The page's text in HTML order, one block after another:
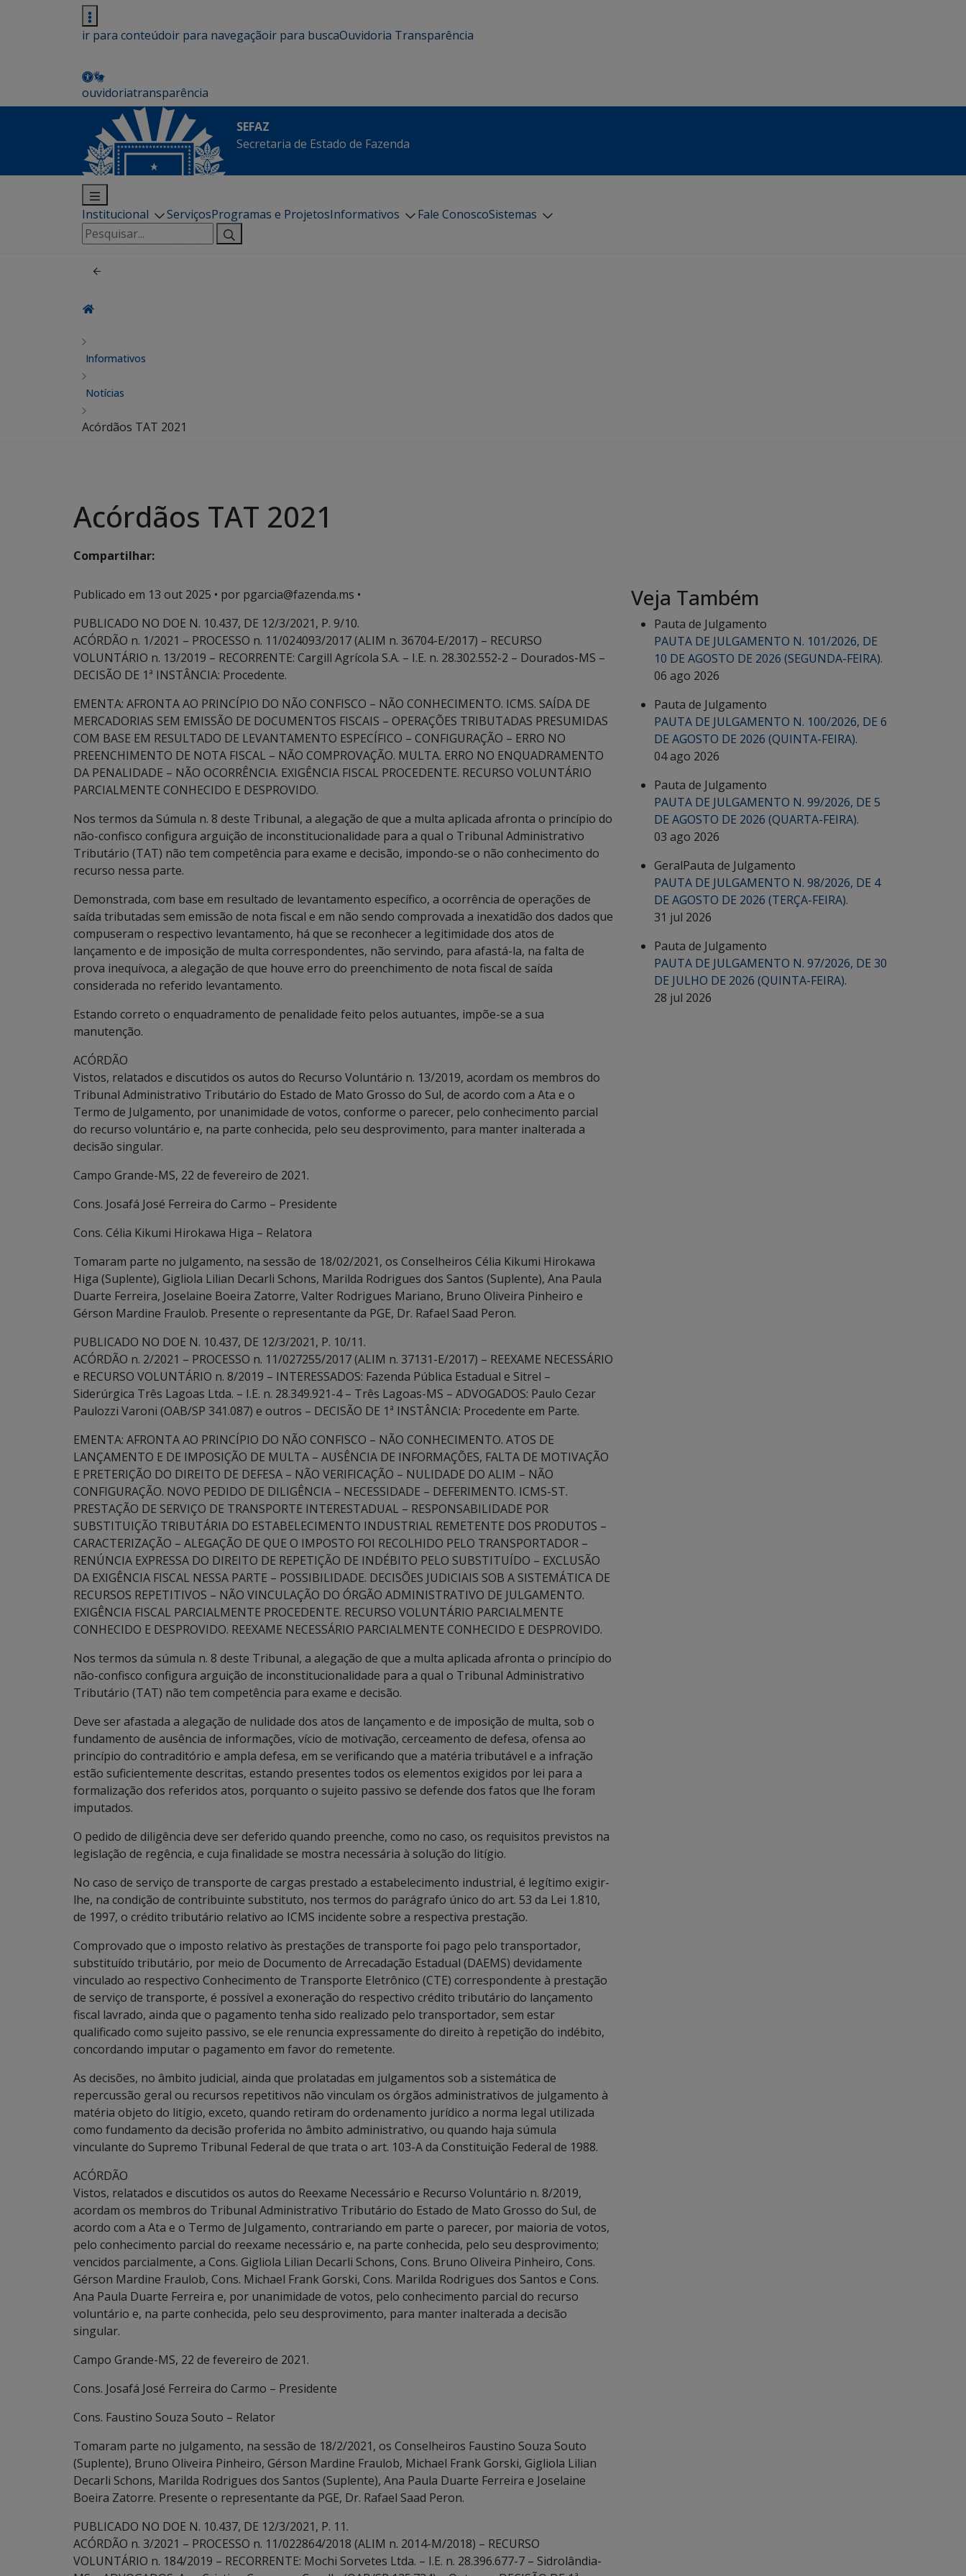
ir para conteúdoir para navegaçãoir para buscaOuvidoria Transparência
ouvidoriatransparência
SEFAZ
Secretaria de Estado de Fazenda
Institucional ServiçosProgramas e ProjetosInformativos Fale ConoscoSistemas
Pesquisar
por:
Informativos
Notícias
Acórdãos TAT 2021
Acórdãos TAT 2021
Compartilhar:
Publicado em 13 out 2025 • por pgarcia@fazenda.ms •
PUBLICADO NO DOE N. 10.437, DE 12/3/2021, P. 9/10.
ACÓRDÃO n. 1/2021 – PROCESSO n. 11/024093/2017 (ALIM n. 36704-E/2017) – RECURSO
VOLUNTÁRIO n. 13/2019 – RECORRENTE: Cargill Agrícola S.A. – I.E. n. 28.302.552-2 – Dourados-MS –
DECISÃO DE 1ª INSTÂNCIA: Procedente.
EMENTA: AFRONTA AO PRINCÍPIO DO NÃO CONFISCO – NÃO CONHECIMENTO. ICMS. SAÍDA DE
MERCADORIAS SEM EMISSÃO DE DOCUMENTOS FISCAIS – OPERAÇÕES TRIBUTADAS PRESUMIDAS
COM BASE EM RESULTADO DE LEVANTAMENTO ESPECÍFICO – CONFIGURAÇÃO – ERRO NO
PREENCHIMENTO DE NOTA FISCAL – NÃO COMPROVAÇÃO. MULTA. ERRO NO ENQUADRAMENTO
DA PENALIDADE – NÃO OCORRÊNCIA. EXIGÊNCIA FISCAL PROCEDENTE. RECURSO VOLUNTÁRIO
PARCIALMENTE CONHECIDO E DESPROVIDO.
Nos termos da Súmula n. 8 deste Tribunal, a alegação de que a multa aplicada afronta o princípio do
não-confisco configura arguição de inconstitucionalidade para a qual o Tribunal Administrativo
Tributário (TAT) não tem competência para exame e decisão, impondo-se o não conhecimento do
recurso nessa parte.
Demonstrada, com base em resultado de levantamento específico, a ocorrência de operações de
saída tributadas sem emissão de nota fiscal e em não sendo comprovada a inexatidão dos dados que
compuseram o respectivo levantamento, há que se reconhecer a legitimidade dos atos de
lançamento e de imposição de multa correspondentes, não servindo, para afastá-la, na falta de
prova inequívoca, a alegação de que houve erro do preenchimento de nota fiscal de saída
considerada no referido levantamento.
Estando correto o enquadramento de penalidade feito pelos autuantes, impõe-se a sua
manutenção.
ACÓRDÃO
Vistos, relatados e discutidos os autos do Recurso Voluntário n. 13/2019, acordam os membros do
Tribunal Administrativo Tributário do Estado de Mato Grosso do Sul, de acordo com a Ata e o
Termo de Julgamento, por unanimidade de votos, conforme o parecer, pelo conhecimento parcial
do recurso voluntário e, na parte conhecida, pelo seu desprovimento, para manter inalterada a
decisão singular.
Campo Grande-MS, 22 de fevereiro de 2021.
Cons. Josafá José Ferreira do Carmo – Presidente
Cons. Célia Kikumi Hirokawa Higa – Relatora
Tomaram parte no julgamento, na sessão de 18/02/2021, os Conselheiros Célia Kikumi Hirokawa
Higa (Suplente), Gigliola Lilian Decarli Schons, Marilda Rodrigues dos Santos (Suplente), Ana Paula
Duarte Ferreira, Joselaine Boeira Zatorre, Valter Rodrigues Mariano, Bruno Oliveira Pinheiro e
Gérson Mardine Fraulob. Presente o representante da PGE, Dr. Rafael Saad Peron.
PUBLICADO NO DOE N. 10.437, DE 12/3/2021, P. 10/11.
ACÓRDÃO n. 2/2021 – PROCESSO n. 11/027255/2017 (ALIM n. 37131-E/2017) – REEXAME NECESSÁRIO
e RECURSO VOLUNTÁRIO n. 8/2019 – INTERESSADOS: Fazenda Pública Estadual e Sitrel –
Siderúrgica Três Lagoas Ltda. – I.E. n. 28.349.921-4 – Três Lagoas-MS – ADVOGADOS: Paulo Cezar
Paulozzi Varoni (OAB/SP 341.087) e outros – DECISÃO DE 1ª INSTÂNCIA: Procedente em Parte.
EMENTA: AFRONTA AO PRINCÍPIO DO NÃO CONFISCO – NÃO CONHECIMENTO. ATOS DE
LANÇAMENTO E DE IMPOSIÇÃO DE MULTA – AUSÊNCIA DE INFORMAÇÕES, FALTA DE MOTIVAÇÃO
E PRETERIÇÃO DO DIREITO DE DEFESA – NÃO VERIFICAÇÃO – NULIDADE DO ALIM – NÃO
CONFIGURAÇÃO. NOVO PEDIDO DE DILIGÊNCIA – NECESSIDADE – DEFERIMENTO. ICMS-ST.
PRESTAÇÃO DE SERVIÇO DE TRANSPORTE INTERESTADUAL – RESPONSABILIDADE POR
SUBSTITUIÇÃO TRIBUTÁRIA DO ESTABELECIMENTO INDUSTRIAL REMETENTE DOS PRODUTOS –
CARACTERIZAÇÃO – ALEGAÇÃO DE QUE O IMPOSTO FOI RECOLHIDO PELO TRANSPORTADOR –
RENÚNCIA EXPRESSA DO DIREITO DE REPETIÇÃO DE INDÉBITO PELO SUBSTITUÍDO – EXCLUSÃO
DA EXIGÊNCIA FISCAL NESSA PARTE – POSSIBILIDADE. DECISÕES JUDICIAIS SOB A SISTEMÁTICA DE
RECURSOS REPETITIVOS – NÃO VINCULAÇÃO DO ÓRGÃO ADMINISTRATIVO DE JULGAMENTO.
EXIGÊNCIA FISCAL PARCIALMENTE PROCEDENTE. RECURSO VOLUNTÁRIO PARCIALMENTE
CONHECIDO E DESPROVIDO. REEXAME NECESSÁRIO PARCIALMENTE CONHECIDO E DESPROVIDO.
Nos termos da súmula n. 8 deste Tribunal, a alegação de que a multa aplicada afronta o princípio do
não-confisco configura arguição de inconstitucionalidade para a qual o Tribunal Administrativo
Tributário (TAT) não tem competência para exame e decisão.
Deve ser afastada a alegação de nulidade dos atos de lançamento e de imposição de multa, sob o
fundamento de ausência de informações, vício de motivação, cerceamento de defesa, ofensa ao
princípio do contraditório e ampla defesa, em se verificando que a matéria tributável e a infração
estão suficientemente descritas, estando presentes todos os elementos exigidos por lei para a
formalização dos referidos atos, porquanto o sujeito passivo se defende dos fatos que lhe foram
imputados.
O pedido de diligência deve ser deferido quando preenche, como no caso, os requisitos previstos na
legislação de regência, e cuja finalidade se mostra necessária à solução do litígio.
No caso de serviço de transporte de cargas prestado a estabelecimento industrial, é legítimo exigir-
lhe, na condição de contribuinte substituto, nos termos do parágrafo único do art. 53 da Lei 1.810,
de 1997, o crédito tributário relativo ao ICMS incidente sobre a respectiva prestação.
Comprovado que o imposto relativo às prestações de transporte foi pago pelo transportador,
substituído tributário, por meio de Documento de Arrecadação Estadual (DAEMS) devidamente
vinculado ao respectivo Conhecimento de Transporte Eletrônico (CTE) correspondente à prestação
de serviço de transporte, é possível a exoneração do respectivo crédito tributário do lançamento
fiscal lavrado, ainda que o pagamento tenha sido realizado pelo transportador, sem estar
qualificado como sujeito passivo, se ele renuncia expressamente do direito à repetição do indébito,
concordando imputar o pagamento em favor do remetente.
As decisões, no âmbito judicial, ainda que prolatadas em julgamentos sob a sistemática de
repercussão geral ou recursos repetitivos não vinculam os órgãos administrativos de julgamento à
matéria objeto do litígio, exceto, quando retiram do ordenamento jurídico a norma legal utilizada
como fundamento da decisão proferida no âmbito administrativo, ou quando haja súmula
vinculante do Supremo Tribunal Federal de que trata o art. 103-A da Constituição Federal de 1988.
ACÓRDÃO
Vistos, relatados e discutidos os autos do Reexame Necessário e Recurso Voluntário n. 8/2019,
acordam os membros do Tribunal Administrativo Tributário do Estado de Mato Grosso do Sul, de
acordo com a Ata e o Termo de Julgamento, contrariando em parte o parecer, por maioria de votos,
pelo conhecimento parcial do reexame necessário e, na parte conhecida, pelo seu desprovimento;
vencidos parcialmente, a Cons. Gigliola Lilian Decarli Schons, Cons. Bruno Oliveira Pinheiro, Cons.
Gérson Mardine Fraulob, Cons. Michael Frank Gorski, Cons. Marilda Rodrigues dos Santos e Cons.
Ana Paula Duarte Ferreira e, por unanimidade de votos, pelo conhecimento parcial do recurso
voluntário e, na parte conhecida, pelo seu desprovimento, para manter inalterada a decisão
singular.
Campo Grande-MS, 22 de fevereiro de 2021.
Cons. Josafá José Ferreira do Carmo – Presidente
Cons. Faustino Souza Souto – Relator
Tomaram parte no julgamento, na sessão de 18/2/2021, os Conselheiros Faustino Souza Souto
(Suplente), Bruno Oliveira Pinheiro, Gérson Mardine Fraulob, Michael Frank Gorski, Gigliola Lilian
Decarli Schons, Marilda Rodrigues dos Santos (Suplente), Ana Paula Duarte Ferreira e Joselaine
Boeira Zatorre. Presente o representante da PGE, Dr. Rafael Saad Peron.
PUBLICADO NO DOE N. 10.437, DE 12/3/2021, P. 11.
ACÓRDÃO n. 3/2021 – PROCESSO n. 11/022864/2018 (ALIM n. 2014-M/2018) – RECURSO
VOLUNTÁRIO n. 184/2019 – RECORRENTE: Mochi Sorvetes Ltda. – I.E. n. 28.396.677-7 – Sidrolândia-
Veja Também
Pauta de Julgamento
PAUTA DE JULGAMENTO N. 101/2026, DE
10 DE AGOSTO DE 2026 (SEGUNDA-FEIRA).
06 ago 2026
Pauta de Julgamento
PAUTA DE JULGAMENTO N. 100/2026, DE 6
DE AGOSTO DE 2026 (QUINTA-FEIRA).
04 ago 2026
Pauta de Julgamento
PAUTA DE JULGAMENTO N. 99/2026, DE 5
DE AGOSTO DE 2026 (QUARTA-FEIRA).
03 ago 2026
GeralPauta de Julgamento
PAUTA DE JULGAMENTO N. 98/2026, DE 4
DE AGOSTO DE 2026 (TERÇA-FEIRA).
31 jul 2026
Pauta de Julgamento
PAUTA DE JULGAMENTO N. 97/2026, DE 30
DE JULHO DE 2026 (QUINTA-FEIRA).
28 jul 2026